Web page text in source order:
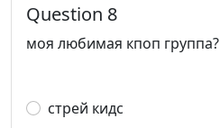
Question 8
моя любимая кпоп группа?
стрей кидс